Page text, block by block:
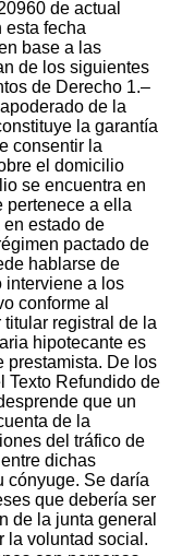
de actual
esta fecha
base a las
de los siguientes
de Derecho 1.–
de la
la garantía
consentir la
el domicilio
se encuentra en
pertenece a ella
estado de
pactado de
hablarse de
interviene a los
conforme al
registral de la
hipotecante es
prestamista. De los
Texto Refundido de
que un
de la
del tráfico de
dichas
cónyuge. Se daría
que debería ser
de la junta general
la voluntad social.